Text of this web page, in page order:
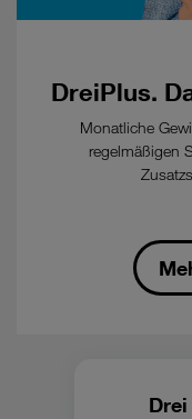
DreiPlus.
Monatliche
regelmäßigen